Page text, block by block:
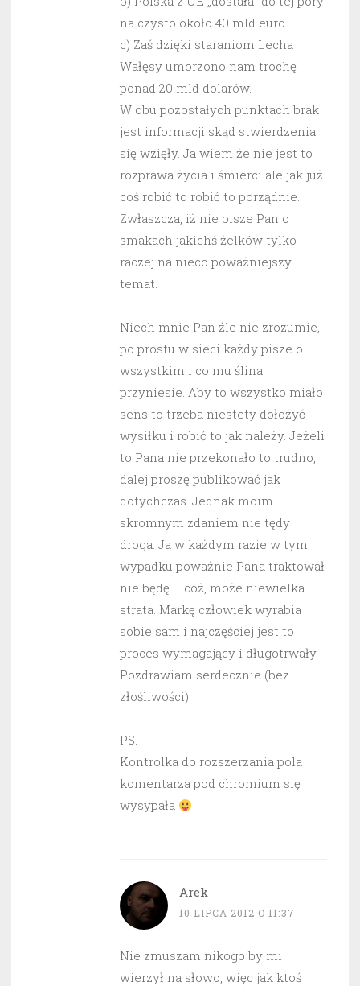
na czysto około 40 mld euro.
c) Zaś dzięki staraniom Lecha
Wałęsy umorzono nam trochę
ponad 20 mld dolarów.
W obu pozostałych punktach brak
jest informacji skąd stwierdzenia
się wzięły. Ja wiem że nie jest to
rozprawa życia i śmierci ale jak już
coś robić to robić to porządnie.
Zwłaszcza, iż nie pisze Pan o
smakach jakichś żelków tylko
raczej na nieco poważniejszy
temat.
Niech mnie Pan źle nie zrozumie,
po prostu w sieci każdy pisze o
wszystkim i co mu ślina
przyniesie. Aby to wszystko miało
sens to trzeba niestety dołożyć
wysiłku i robić to jak należy. Jeżeli
to Pana nie przekonało to trudno,
dalej proszę publikować jak
dotychczas. Jednak moim
skromnym zdaniem nie tędy
droga. Ja w każdym razie w tym
wypadku poważnie Pana traktował
nie będę – cóż, może niewielka
strata. Markę człowiek wyrabia
sobie sam i najczęściej jest to
proces wymagający i długotrwały.
Pozdrawiam serdecznie (bez
złośliwości).
PS.
Kontrolka do rozszerzania pola
komentarza pod chromium się
wysypała
Arek
10 LIPCA 2012 O 11:37
Nie zmuszam nikogo by mi
wierzył na słowo, więc jak ktoś